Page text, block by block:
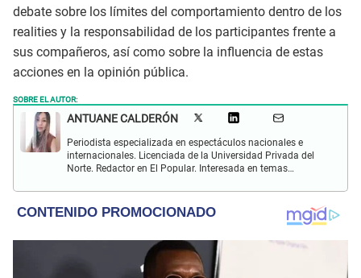
debate sobre los límites del comportamiento dentro de los
realities y la responsabilidad de los participantes frente a
sus compañeros, así como sobre la influencia de estas
acciones en la opinión pública.
SOBRE EL AUTOR:
ANTUANE CALDERÓN
Periodista especializada en espectáculos nacionales e
internacionales. Licenciada de la Universidad Privada del
Norte. Redactor en El Popular. Interesada en temas
y televisión.